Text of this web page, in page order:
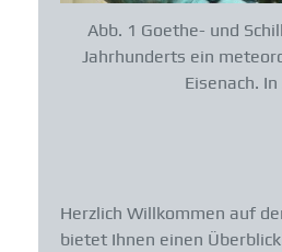
Abb. 1 Goethe- und
Jahrhunderts ein
Eisenach.
Herzlich Willkommen auf
bietet Ihnen einen